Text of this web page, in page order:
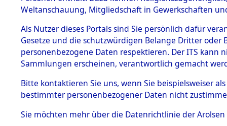
1.2.9 Beim ITS
Effekten
1.2.9.1
Effekten aus
dem KZ
Dachau
1.2.9.2
Effekten aus
dem KZ
Bayerisches
Weltanschauung, Mitgliedschaft in Gewerkschaften
Als Nutzer dieses Portals sind Sie persönlich dafür
Gesetze und die schutzwürdigen Belange Dritter
personenbezogene Daten respektieren. Der ITS
Sammlungen erscheinen, verantwortlich gemacht
Bitte kontaktieren Sie uns, wenn Sie beispielsweiser
bestimmter personenbezogener Daten nicht
Sie möchten mehr über die Datenrichtlinie der Arolsen